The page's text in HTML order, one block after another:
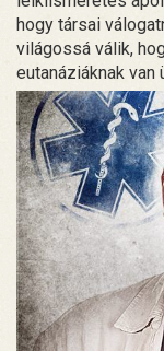
hogy társai
világossá válik,
eutanáziáknak van